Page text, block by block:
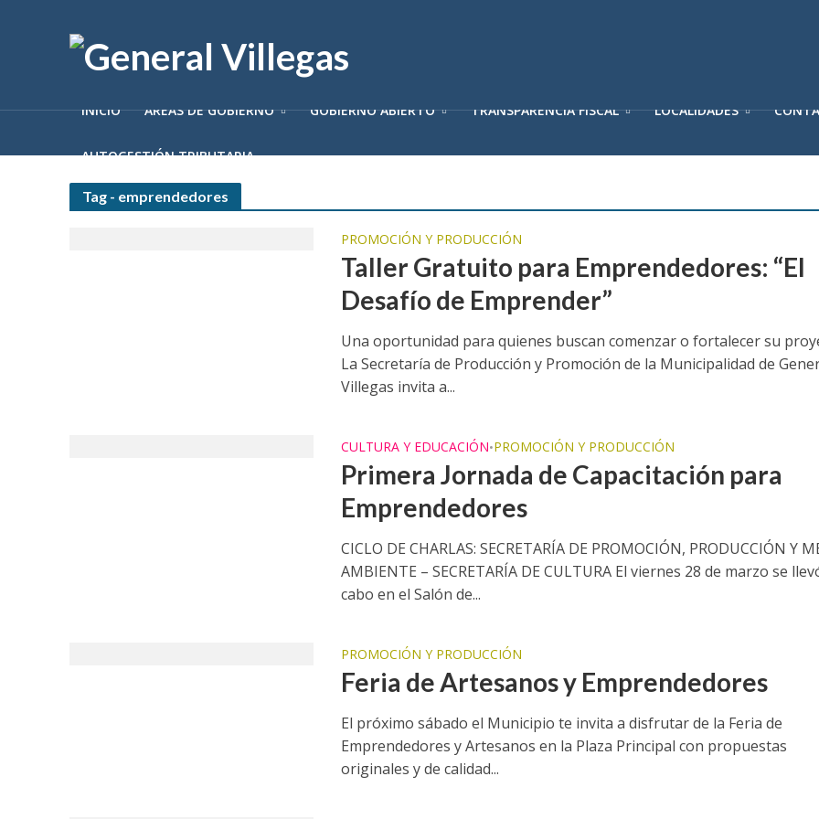
INICIO ÁREAS DE GOBIERNO GOBIERNO ABIERTO TRANSPARENCIA FISCAL LOCALIDADES
AUTOGESTIÓN TRIBUTARIA
Tag - emprendedores
PROMOCIÓN Y PRODUCCIÓN
Taller Gratuito para Emprendedores: “El
Desafío de Emprender”
Una oportunidad para quienes buscan comenzar o fortalecer su
La Secretaría de Producción y Promoción de la Municipalidad de
Villegas invita a...
CULTURA Y EDUCACIÓN•PROMOCIÓN Y PRODUCCIÓN
Primera Jornada de Capacitación para
Emprendedores
CICLO DE CHARLAS: SECRETARÍA DE PROMOCIÓN, PRODUCCIÓN Y
AMBIENTE – SECRETARÍA DE CULTURA El viernes 28 de marzo se
cabo en el Salón de...
PROMOCIÓN Y PRODUCCIÓN
Feria de Artesanos y Emprendedores
El próximo sábado el Municipio te invita a disfrutar de la Feria de
Emprendedores y Artesanos en la Plaza Principal con propuestas
originales y de calidad...